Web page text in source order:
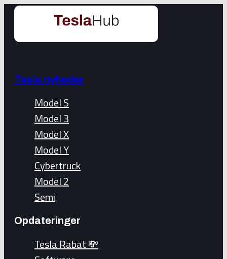
Tesla nyheder
Model S
Model 3
Model X
Model Y
Cybertruck
Model 2
Semi
Opdateringer
Tesla Rabat 💸